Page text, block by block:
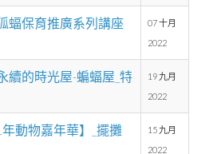
蝠保育推廣系列講座
07 十月
2022
續的時光屋-蝙蝠屋_特
19 九月
2022
動物嘉年華】_擺攤
15 九月
2022